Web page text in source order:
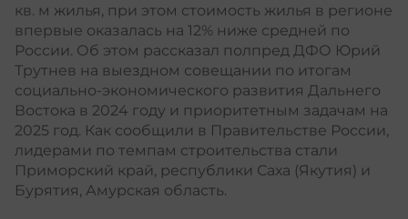
кв. м жилья, при этом стоимость жилья в регионе
впервые оказалась на 12% ниже средней по
России. Об этом рассказал полпред ДФО Юрий
Трутнев на выездном совещании по итогам
социально-экономического развития Дальнего
Востока в 2024 году и приоритетным задачам на
2025 год. Как сообщили в Правительстве России,
лидерами по темпам строительства стали
Приморский край, республики Саха (Якутия) и
Бурятия, Амурская область.